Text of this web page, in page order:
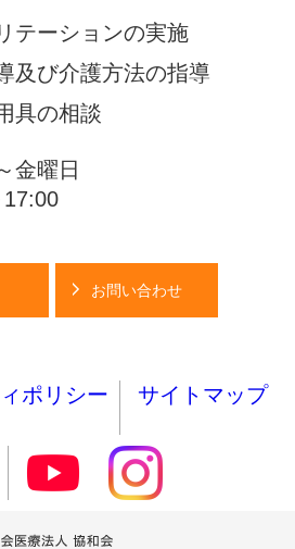
テーションの実施
及び介護方法の指導
具の相談
金曜日
お問い合わせ
ポリシー サイトマップ